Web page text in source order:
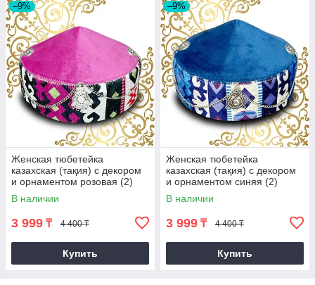
–9%
Женская тюбетейка
казахская (тақия) с декором
и орнаментом розовая (2)
В наличии
3 999 ₸ 4 400 ₸
Купить
–9%
Женская тюбетейка
казахская (тақия) с декором
и орнаментом синяя (2)
В наличии
3 999 ₸ 4 400 ₸
Купить